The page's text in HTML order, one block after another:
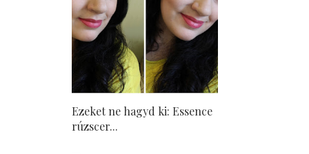
Ezeket ne hagyd ki: Essence
rúzscer...